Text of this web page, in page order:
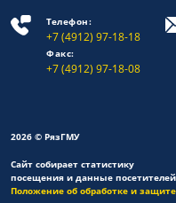
Телефон:
+7 (4912) 97-18-18
Факс:
+7 (4912) 97-18-08
2026 © РязГМУ
Сайт собирает статистику
посещения и данные
Положение об обработке и защите